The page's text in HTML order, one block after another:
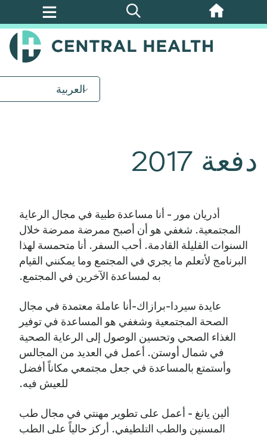
تخطي
العربية
دفعة 2017
أدريان مور - أنا مساعدة طبية في مجال الرعاية
المجتمعية. شغفي هو أن أصبح ممرضة ممرضة خلال
السنوات القليلة القادمة. أحب السفر. أنا متحمسة لهذا
البرنامج لأتعلم ما يجري في المجتمع وما يمكنني القيام
به لمساعدة الآخرين في المجتمع.
عايدة سيردا-برازاك-أنا عاملة معتمدة في مجال
الصحة المجتمعية وشغفي هو المساعدة في توفير
الغذاء الصحي وتحسين الوصول إلى الرعاية الصحية
في شمال أوستن. أعمل في العديد من المجالس
وأستمتع بالمساعدة في جعل مجتمعي مكاناً أفضل
للعيش فيه.
ألين يانغ - أعمل على تطوير مهنتي في مجال طب
المسنين والطب التلطيفي. أركز حالياً على الطب